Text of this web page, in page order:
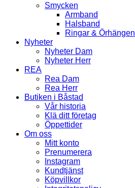
Smycken
Armband
Halsband
Ringar & Örhängen
Nyheter
Nyheter Dam
Nyheter Herr
REA
Rea Dam
Rea Herr
Butiken i Båstad
Vår historia
Klä ditt företag
Öppettider
Om oss
Mitt konto
Prenumerera
Instagram
Kundtjänst
Köpvillkor